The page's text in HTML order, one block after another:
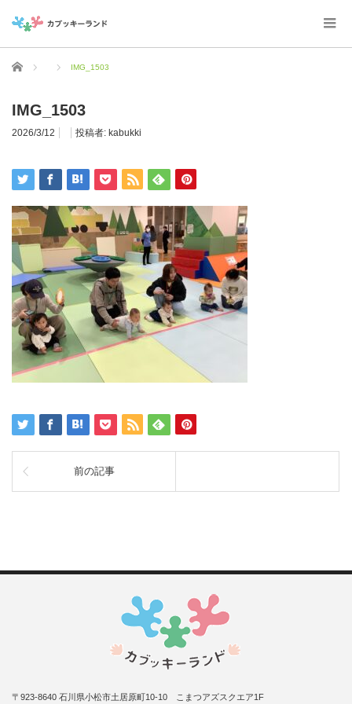
ホーム IMG_1503
IMG_1503
2026/3/12 投稿者: kabukki
前の記事
〒923-8640 石川県小松市土居原町10-10 こまつアズスクエア1F